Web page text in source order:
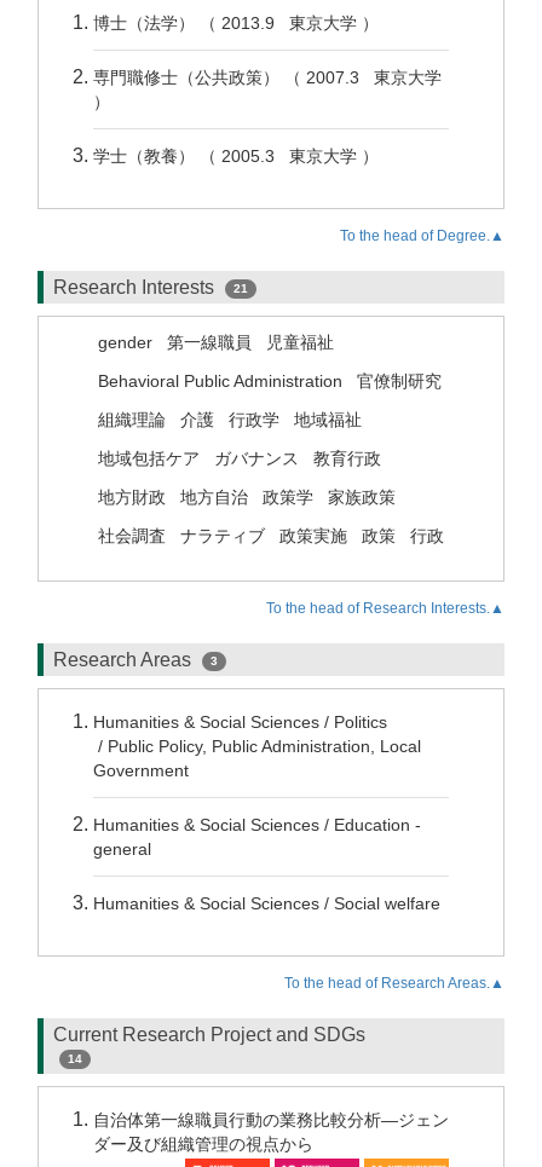
博士（法学） （ 2013.9 東京大学 ）
専門職修士（公共政策） （ 2007.3 東京大学
）
学士（教養） （ 2005.3 東京大学 ）
To the head of Degree.▲
Research Interests 21
gender 第一線職員
児童福祉
Behavioral Public Administration
官僚制研究
組織理論
介護 行政学
地域福祉
地域包括ケア
ガバナンス
教育行政
地方財政
地方自治 政策学
家族政策
社会調査
ナラティブ 政策実施 政策 行政
To the head of Research Interests.▲
Research Areas 3
Humanities & Social Sciences / Politics
/ Public Policy, Public Administration, Local
Government
Humanities & Social Sciences / Education -
general
Humanities & Social Sciences / Social welfare
To the head of Research Areas.▲
Current Research Project and SDGs
14
自治体第一線職員行動の業務比較分析―ジェン
ダー及び組織管理の視点から